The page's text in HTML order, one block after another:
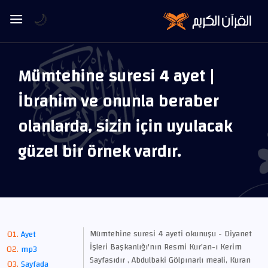
Mümtehine suresi 4 ayet |
İbrahim ve onunla beraber
olanlarda, sizin için uyulacak
güzel bir örnek vardır.
Ayet
mp3
Sayfada
Mümtehine suresi 4 ayeti okunuşu - Diyanet
İşleri Başkanlığı'nın Resmi Kur'an-ı Kerim
Sayfasıdır , Abdulbaki Gölpınarlı meali, Kuran
🌙